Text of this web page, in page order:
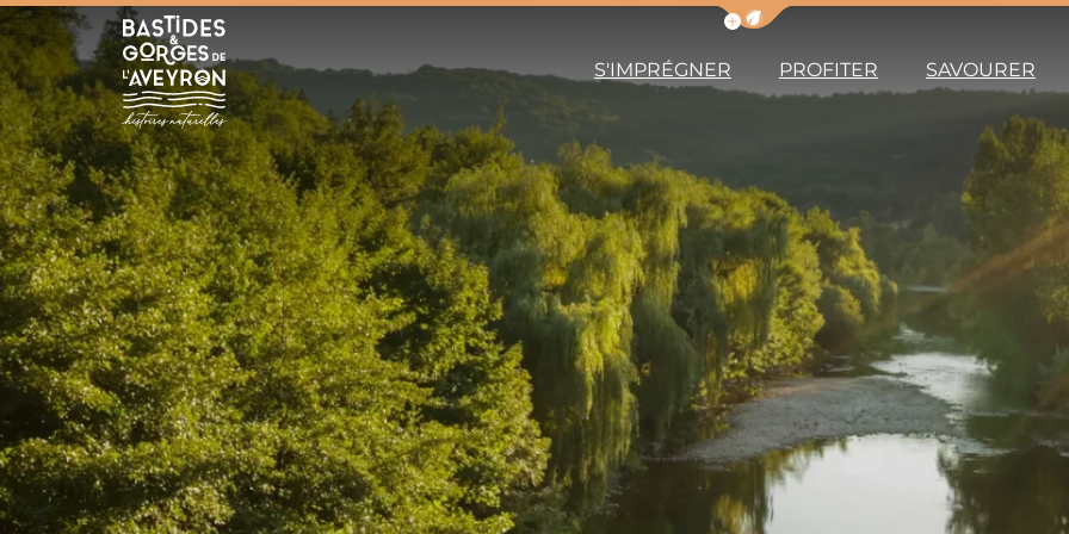
Afficher la barre de navigation du
Bastides et Gorges de l&#039;Aveyron
S'IMPRÉGNER PROFITER SAVOURER